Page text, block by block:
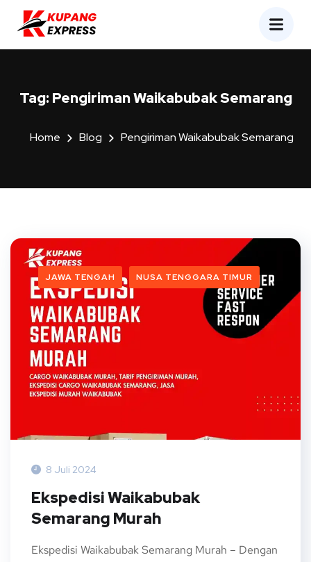
Tag: Pengiriman Waikabubak Semarang
Home Blog Pengiriman Waikabubak Semarang
JAWA TENGAH NUSA TENGGARA TIMUR
8 Juli 2024
Ekspedisi Waikabubak
Semarang Murah
Ekspedisi Waikabubak Semarang Murah – Dengan